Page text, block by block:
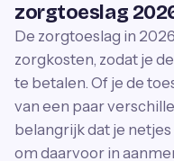
zorgtoeslag
De zorgtoeslag in
zorgkosten, zodat je
te betalen. Of je de
van een paar
belangrijk dat je
om daarvoor in